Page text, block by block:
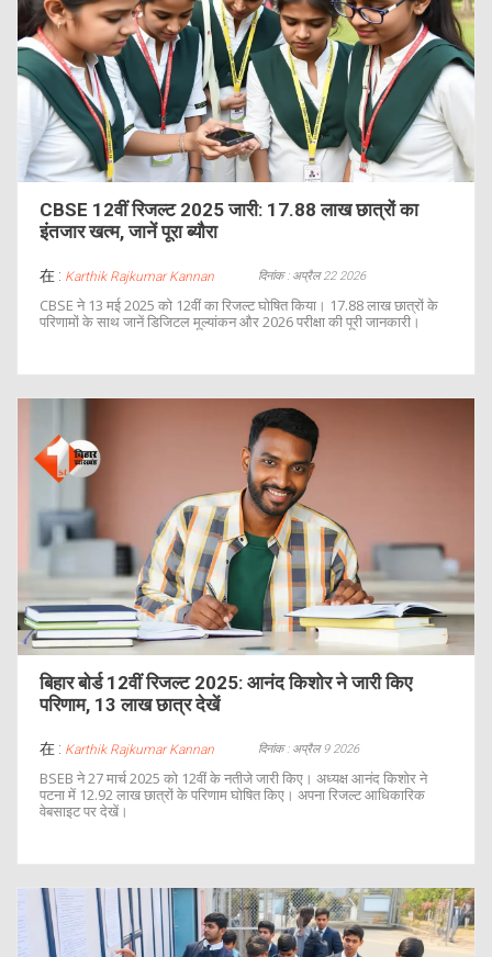
CBSE 12वीं रिजल्ट 2025 जारी: 17.88 लाख छात्रों का
इंतजार खत्म, जानें पूरा ब्यौरा
在 : Karthik Rajkumar Kannan दिनांक : अप्रैल 22 2026
CBSE ने 13 मई 2025 को 12वीं का रिजल्ट घोषित किया। 17.88 लाख छात्रों के
परिणामों के साथ जानें डिजिटल मूल्यांकन और 2026 परीक्षा की पूरी जानकारी।
बिहार बोर्ड 12वीं रिजल्ट 2025: आनंद किशोर ने जारी किए
परिणाम, 13 लाख छात्र देखें
在 : Karthik Rajkumar Kannan दिनांक : अप्रैल 9 2026
BSEB ने 27 मार्च 2025 को 12वीं के नतीजे जारी किए। अध्यक्ष आनंद किशोर ने
पटना में 12.92 लाख छात्रों के परिणाम घोषित किए। अपना रिजल्ट आधिकारिक
वेबसाइट पर देखें।